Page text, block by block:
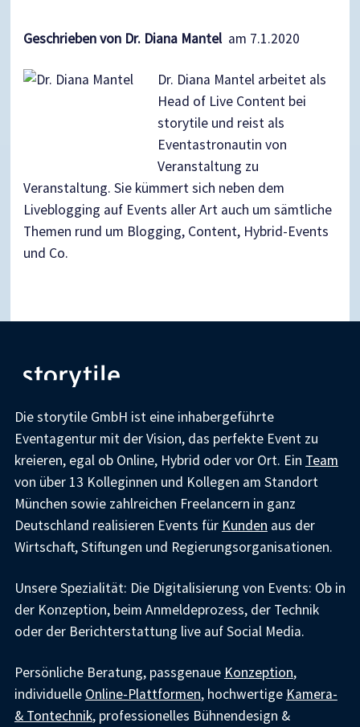
Geschrieben von Dr. Diana Mantel am 7.1.2020
Dr. Diana Mantel arbeitet als
Head of Live Content bei
storytile und reist als
Eventastronautin von
Veranstaltung zu
Veranstaltung. Sie kümmert sich neben dem
Liveblogging auf Events aller Art auch um sämtliche
Themen rund um Blogging, Content, Hybrid-Events
und Co.
Die storytile GmbH ist eine inhabergeführte
Eventagentur mit der Vision, das perfekte Event zu
kreieren, egal ob Online, Hybrid oder vor Ort. Ein Team
von über 13 Kolleginnen und Kollegen am Standort
München sowie zahlreichen Freelancern in ganz
Deutschland realisieren Events für Kunden aus der
Wirtschaft, Stiftungen und Regierungsorganisationen.
Unsere Spezialität: Die Digitalisierung von Events: Ob in
der Konzeption, beim Anmeldeprozess, der Technik
oder der Berichterstattung live auf Social Media.
Persönliche Beratung, passgenaue Konzeption,
individuelle Online-Plattformen, hochwertige Kamera-
& Tontechnik, professionelles Bühnendesign &